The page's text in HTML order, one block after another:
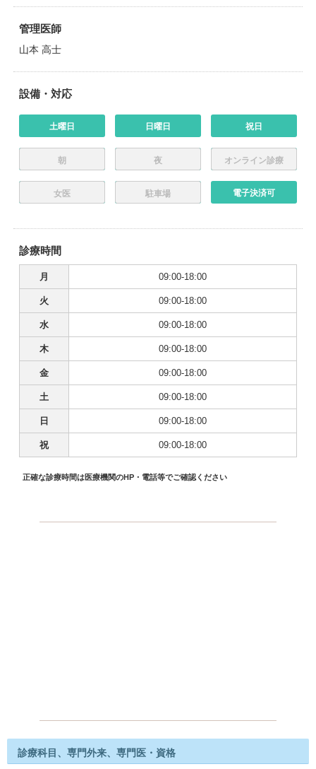
管理医師
山本 高士
設備・対応
土曜日 日曜日 祝日
朝 夜 オンライン診療
女医 駐車場 電子決済可
診療時間
月 09:00-18:00
火 09:00-18:00
水 09:00-18:00
木 09:00-18:00
金 09:00-18:00
土 09:00-18:00
日 09:00-18:00
祝 09:00-18:00
正確な診療時間は医療機関のHP・電話等でご確認ください
診療科目、専門外来、専門医・資格